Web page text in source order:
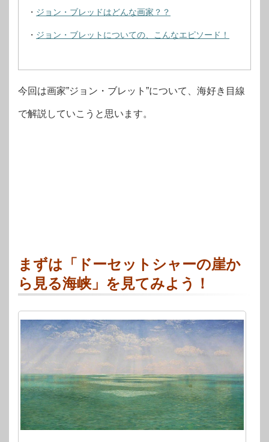
・ ジョン・ブレッドはどんな画家？？
・ ジョン・ブレットについての、こんなエピソード！
今回は画家”ジョン・ブレット”について、海好き目線
で解説していこうと思います。
まずは「ドーセットシャーの崖か
ら見る海峡」を見てみよう！